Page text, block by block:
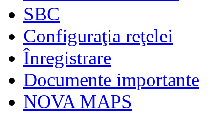
SBC
Configuraţia reţelei
Înregistrare
Documente importante
NOVA MAPS